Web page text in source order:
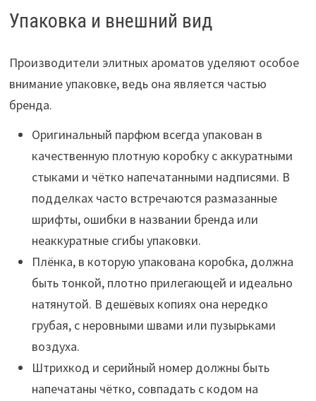
Упаковка и внешний вид
Производители элитных ароматов уделяют особое
внимание упаковке, ведь она является частью
бренда.
Оригинальный парфюм всегда упакован в
качественную плотную коробку с аккуратными
стыками и чётко напечатанными надписями. В
подделках часто встречаются размазанные
шрифты, ошибки в названии бренда или
неаккуратные сгибы упаковки.
Плёнка, в которую упакована коробка, должна
быть тонкой, плотно прилегающей и идеально
натянутой. В дешёвых копиях она нередко
грубая, с неровными швами или пузырьками
воздуха.
Штрихкод и серийный номер должны быть
напечатаны чётко, совпадать с кодом на